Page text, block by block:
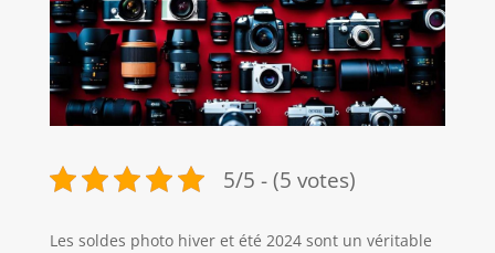
5/5 - (5 votes)
Les soldes photo hiver et été 2024 sont un véritable